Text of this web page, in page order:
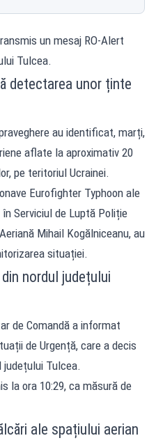
un mesaj RO-Alert
Tulcea.
detectarea unor ținte
au identificat, marți,
aflate la aproximativ 20
pe teritoriul Ucrainei.
Eurofighter Typhoon ale
Serviciul de Luptă Poliție
Mihail Kogălniceanu, au
situației.
nordul județului
de Comandă a informat
de Urgență, care a decis
județului Tulcea.
la ora 10:29, ca măsură de
ale spațiului aerian